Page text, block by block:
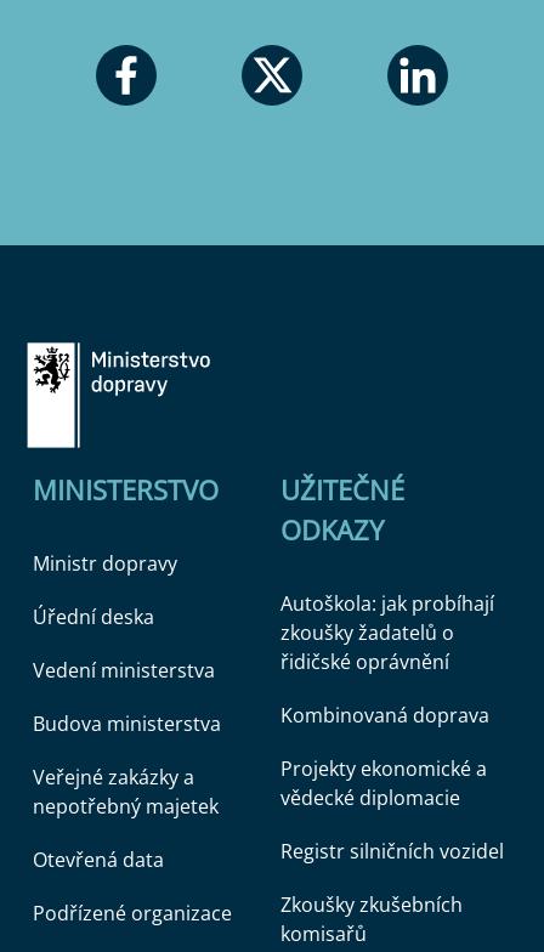
MINISTERSTVO
Ministr dopravy
Úřední deska
Vedení ministerstva
Budova ministerstva
Veřejné zakázky a
nepotřebný majetek
Otevřená data
Podřízené organizace
UŽITEČNÉ
ODKAZY
Autoškola: jak probíhají
zkoušky žadatelů o
řidičské oprávnění
Kombinovaná doprava
Projekty ekonomické a
vědecké diplomacie
Registr silničních vozidel
Zkoušky zkušebních
komisařů